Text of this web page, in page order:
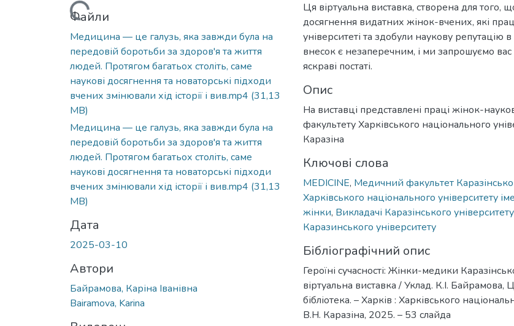
Вантажиться...Файли
Медицина — це галузь, яка завжди була на
передовій боротьби за здоров'я та життя
людей. Протягом багатьох століть, саме
наукові досягнення та новаторські підходи
вчених змінювали хід історії і вив.mp4 (31,13
MB)
Медицина — це галузь, яка завжди була на
передовій боротьби за здоров'я та життя
людей. Протягом багатьох століть, саме
наукові досягнення та новаторські підходи
вчених змінювали хід історії і вив.mp4 (31,13
MB)
Дата
2025-03-10
Автори
Байрамова, Каріна Іванівна
Bairamova, Karina
Ця віртуальна виставка, створена для того,
досягнення видатних жінок-вчених, які
університеті та здобули наукову репутацію
внесок є незаперечним, і ми запрошуємо вас
яскраві постаті.
Опис
На виставці представлені праці жінок-
факультету Харківського національного
Каразіна
Ключові слова
MEDICINE, Медичний факультет
Харківського національного університету
жінки, Викладачі Каразінського університету
Каразинського університету
Бібліографічний опис
Героїні сучасності: Жінки-медики
віртуальна виставка / Уклад. К.І. Байрамова,
бібліотека. – Харків : Харківського
В.Н. Каразіна, 2025. – 53 слайда